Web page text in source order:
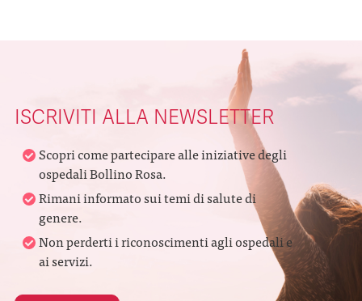
ISCRIVITI ALLA NEWSLETTER
Scopri come partecipare alle iniziative degli
ospedali Bollino Rosa.
Rimani informato sui temi di salute di
genere.
Non perderti i riconoscimenti agli ospedali e
ai servizi.